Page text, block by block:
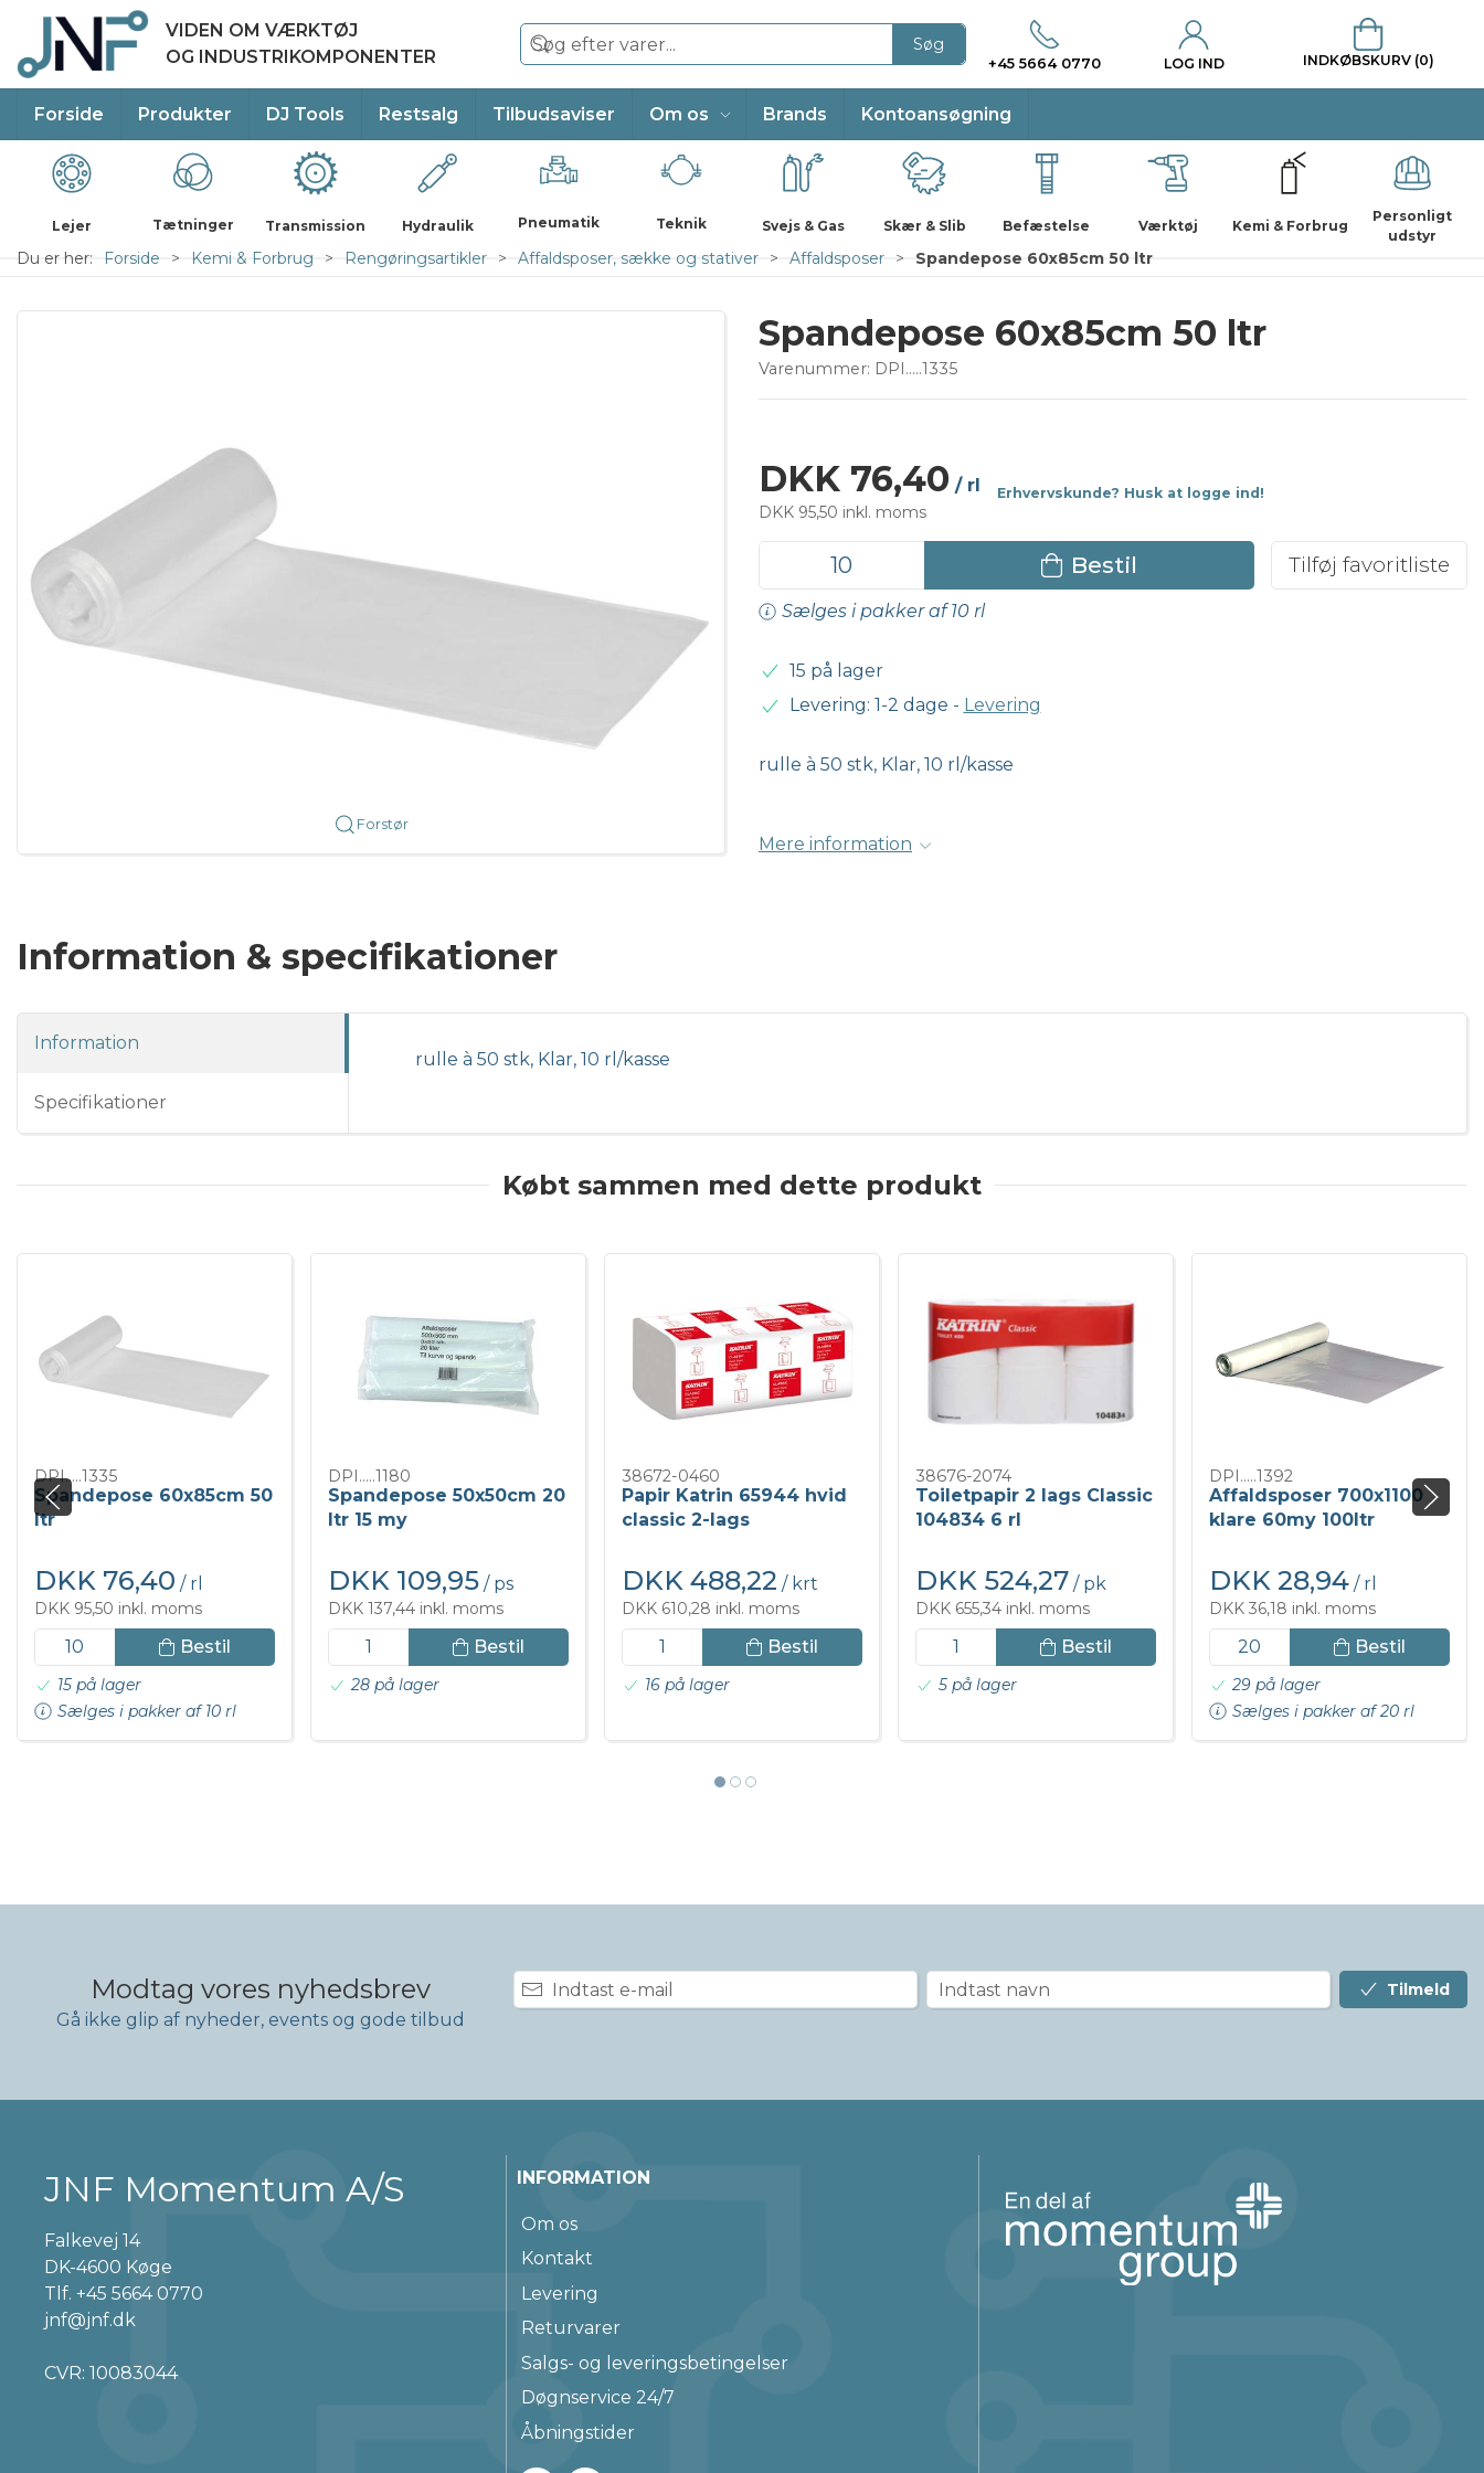
VIDEN OM VÆRKTØJ
OG INDUSTRIKOMPONENTER
Søg
+45 5664 0770 LOG IND INDKØBSKURV (0)
Forside Produkter DJ Tools Restsalg Tilbudsaviser Om os Brands Kontoansøgning
Lejer Tætninger Transmission Hydraulik Pneumatik Teknik Svejs & Gas Skær & Slib Befæstelse Værktøj Kemi & Forbrug
Personligt
udstyr
Du er her: Forside Kemi & Forbrug Rengøringsartikler Affaldsposer, sække og stativer Affaldsposer Spandepose 60x85cm 50 ltr
Forstør
Spandepose 60x85cm 50 ltr
Varenummer: DPI.....1335
DKK 76,40 / rl Erhvervskunde? Husk at logge ind!
DKK 95,50 inkl. moms
Bestil
Sælges i pakker af 10 rl
Tilføj favoritliste
15 på lager
Levering: 1-2 dage - Levering
rulle à 50 stk, Klar, 10 rl/kasse
Mere information
Information & specifikationer
Information
Specifikationer
rulle à 50 stk, Klar, 10 rl/kasse
Købt sammen med dette produkt
DPI.....1335
Spandepose 60x85cm 50
ltr
DKK 76,40 / rl
DKK 95,50 inkl. moms
Bestil
15 på lager
Sælges i pakker af 10 rl
DPI.....1180
Spandepose 50x50cm 20
ltr 15 my
DKK 109,95 / ps
DKK 137,44 inkl. moms
Bestil
28 på lager
38672-0460
Papir Katrin 65944 hvid
classic 2-lags
DKK 488,22 / krt
DKK 610,28 inkl. moms
Bestil
16 på lager
38676-2074
Toiletpapir 2 lags Classic
104834 6 rl
DKK 524,27 / pk
DKK 655,34 inkl. moms
Bestil
5 på lager
DPI.....1392
Affaldsposer 700x1100
klare 60my 100ltr
DKK 28,94 / rl
DKK 36,18 inkl. moms
Bestil
29 på lager
Sælges i pakker af 20 rl
Modtag vores nyhedsbrev
Gå ikke glip af nyheder, events og gode tilbud
Tilmeld
JNF Momentum A/S
Falkevej 14
DK-4600 Køge
Tlf. +45 5664 0770
jnf@jnf.dk
CVR: 10083044
INFORMATION
Om os
Kontakt
Levering
Returvarer
Salgs- og leveringsbetingelser
Døgnservice 24/7
Åbningstider